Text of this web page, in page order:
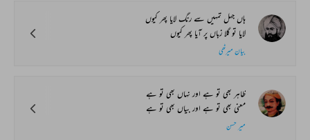
ہاں جہل تمہیں سے رنگ لایا پھر کیوں
لایا تو گلا زباں پر آیا پھر کیوں
بیان میرٹھی
ظاہر بھی تو ہے اور نہاں بھی تو ہے
معنی بھی تو ہے اور بیاں بھی تو ہے
میر حسن